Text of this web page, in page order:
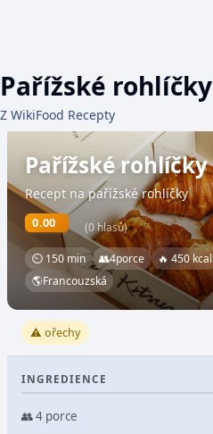
Pařížské rohlíčky
Z WikiFood Recepty
Pařížské rohlíčky
Recept na pařížské rohlíčky
0.00 (0 hlasů)
⏲ 150 min 👥4porce 🔥 450 kcal
🌎Francouzská
⚠️ ořechy
INGREDIENCE
👥 4 porce